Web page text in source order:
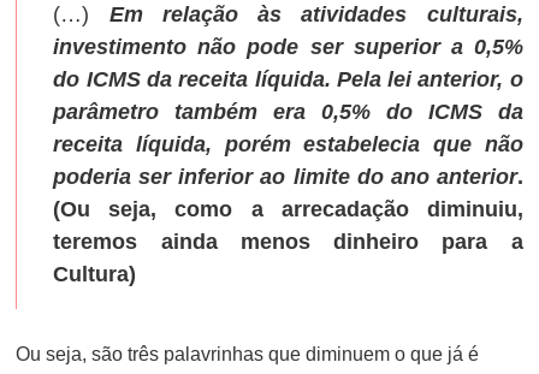
(…)
Em relação às atividades culturais,
investimento não pode ser superior a 0,5%
do ICMS da receita líquida. Pela lei anterior, o
parâmetro também era 0,5% do ICMS da
receita líquida, porém estabelecia que não
poderia ser inferior ao limite do ano anterior.
(Ou seja, como a arrecadação diminuiu,
teremos ainda menos dinheiro para a
Cultura)
Ou seja, são três palavrinhas que diminuem o que já é